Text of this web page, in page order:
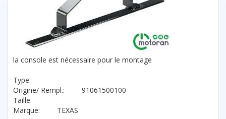
la console est nécessaire pour le montage
Type:
Origine/ Rempl.:
91061500100
Taille:
Marque:
TEXAS